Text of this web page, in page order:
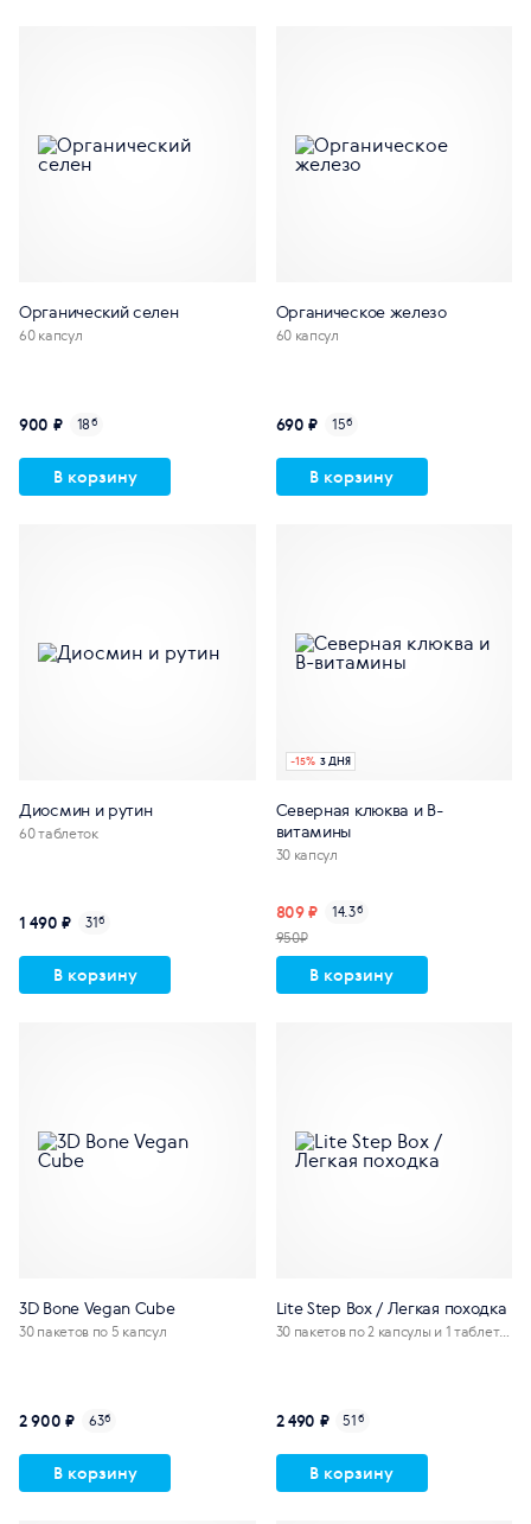
Органический селен
60 капсул
900 ₽ 18б
В корзину
Органическое железо
60 капсул
690 ₽ 15б
В корзину
Диосмин и рутин
60 таблеток
1 490 ₽ 31б
В корзину
-15% 3 ДНЯ
Северная клюква и В-
витамины
30 капсул
809 ₽ 14.3б
950₽
В корзину
3D Bone Vegan Cube
30 пакетов по 5 капсул
2 900 ₽ 63б
В корзину
Lite Step Box / Легкая походка
30 пакетов по 2 капсулы и 1 таблетк
2 490 ₽ 51б
В корзину